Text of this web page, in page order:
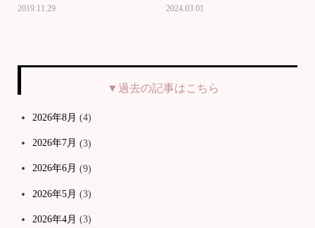
2019.11.29 2024.03.01
▼過去の記事はこちら
2026年8月 (4)
2026年7月 (3)
2026年6月 (9)
2026年5月 (3)
2026年4月 (3)